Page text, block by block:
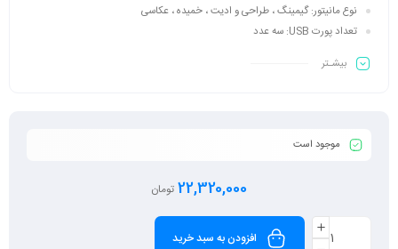
نوع مانیتور: گیمینگ ، طراحی و ادیت ، خمیده ، عکاسی
تعداد پورت USB: سه عدد
بیشـتر
موجود است
22,320,000 تومان
افزودن به سبد خرید